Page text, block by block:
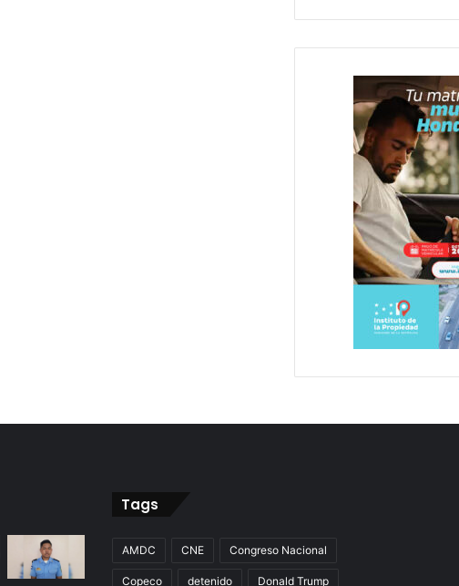
Tags
AMDC CNE Congreso Nacional
Copeco detenido Donald Trump